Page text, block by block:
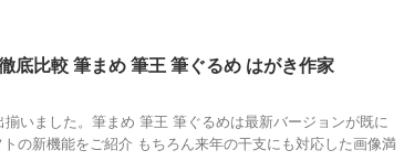
底比較 筆まめ 筆王 筆ぐるめ はがき作家
いました。筆まめ 筆王 筆ぐるめは最新バージョンが既に
の新機能をご紹介 もちろん来年の干支にも対応した画像満